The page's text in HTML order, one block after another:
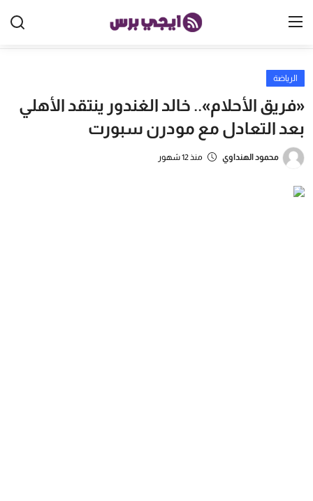
الرئيسية
مصر
الخليج
الرياضة
«فريق الأحلام».. خالد الغندور ينتقد الأهلي
بعد التعادل مع مودرن سبورت
محمود الهنداوي منذ 12 شهور